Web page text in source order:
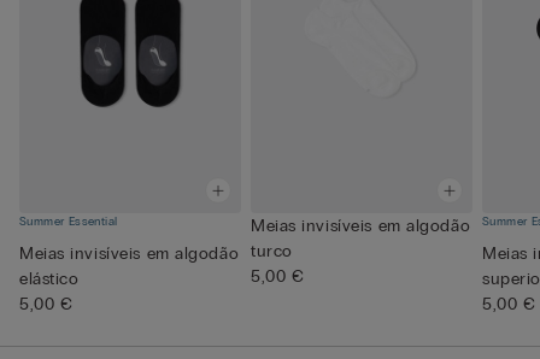
Summer Essential
Meias invisíveis em algodão
elástico
5,00 €
Meias invisíveis em algodão
turco
5,00 €
Summer
Meias
5,00 €